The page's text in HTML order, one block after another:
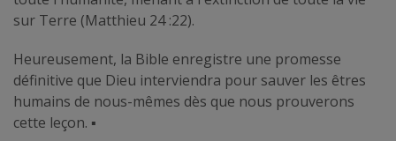
sur Terre (Matthieu 24 :22).
Heureusement, la Bible enregistre une promesse
définitive que Dieu interviendra pour sauver les êtres
humains de nous-mêmes dès que nous prouverons
cette leçon. ▪